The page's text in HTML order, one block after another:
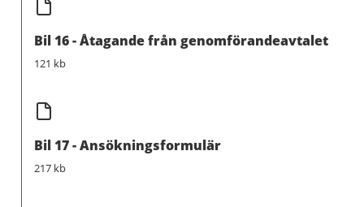
Bil 16 - Åtagande från genomförandeavtalet
121 kb
Bil 17 - Ansökningsformulär
217 kb